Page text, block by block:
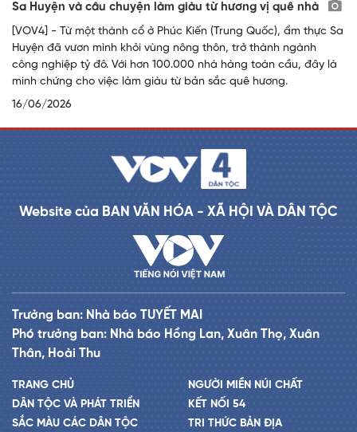
Sa Huyện và câu chuyện làm giàu từ hương vị quê nhà
[VOV4] - Từ một thành cổ ở Phúc Kiến (Trung Quốc), ẩm thực Sa
Huyện đã vươn mình khỏi vùng nông thôn, trở thành ngành
công nghiệp tỷ đô. Với hơn 100.000 nhà hàng toàn cầu, đây là
minh chứng cho việc làm giàu từ bản sắc quê hương.
16/06/2026
Website của BAN VĂN HÓA - XÃ HỘI VÀ DÂN TỘC
Trưởng ban: Nhà báo TUYẾT MAI
Phó trưởng ban: Nhà báo Hồng Lan, Xuân Thọ, Xuân
Thân, Hoài Thu
TRANG CHỦ
DÂN TỘC VÀ PHÁT TRIỂN
SẮC MÀU CÁC DÂN TỘC
NGƯỜI MIỀN NÚI CHẤT
KẾT NỐI 54
TRI THỨC BẢN ĐỊA